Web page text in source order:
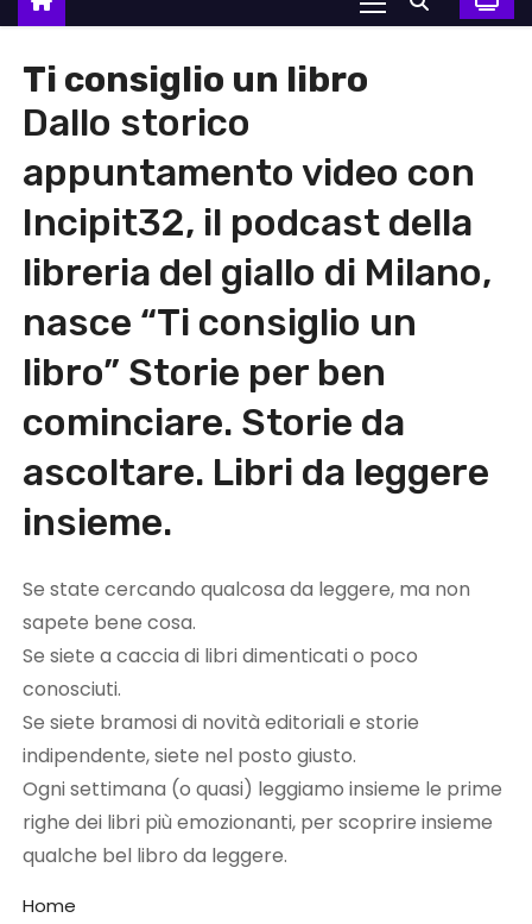
Ti consiglio un libro
Dallo storico
appuntamento video con
Incipit32, il podcast della
libreria del giallo di Milano,
nasce “Ti consiglio un
libro” Storie per ben
cominciare. Storie da
ascoltare. Libri da leggere
insieme.
Se state cercando qualcosa da leggere, ma non
sapete bene cosa.
Se siete a caccia di libri dimenticati o poco
conosciuti.
Se siete bramosi di novità editoriali e storie
indipendente, siete nel posto giusto.
Ogni settimana (o quasi) leggiamo insieme le prime
righe dei libri più emozionanti, per scoprire insieme
qualche bel libro da leggere.
Home